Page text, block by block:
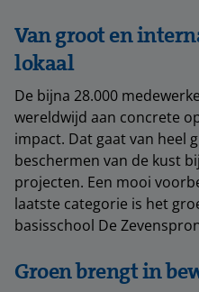
Van groot en
lokaal
De bijna 28.000
wereldwijd aan concrete
impact. Dat gaat van heel
beschermen van de kust
projecten. Een mooi
laatste categorie is het
basisschool De
Groen brengt in